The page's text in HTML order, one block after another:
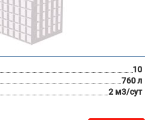
10
760 л
2 м3/сут